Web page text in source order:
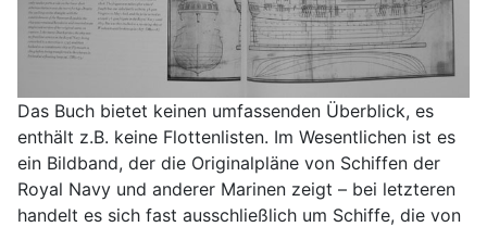
Das Buch bietet keinen umfassenden Überblick, es
enthält z.B. keine Flottenlisten. Im Wesentlichen ist es
ein Bildband, der die Originalpläne von Schiffen der
Royal Navy und anderer Marinen zeigt – bei letzteren
handelt es sich fast ausschließlich um Schiffe, die von